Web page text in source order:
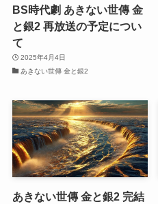
BS時代劇 あきない世傳 金
と銀2 再放送の予定につい
て
2025年4月4日
あきない世傳 金と銀2
あきない世傳 金と銀2 完結